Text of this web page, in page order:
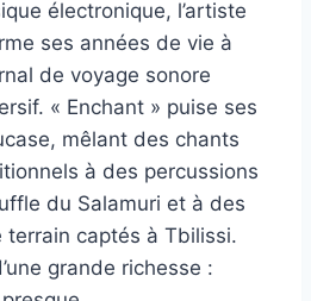
électronique, l’artiste
ses années de vie à
de voyage sonore
« Enchant » puise ses
mêlant des chants
à des percussions
du Salamuri et à des
captés à Tbilissi.
grande richesse :